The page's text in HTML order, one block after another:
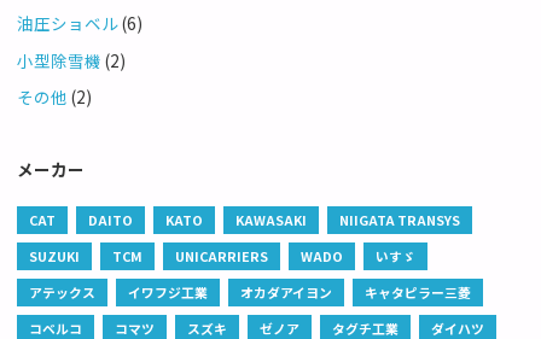
油圧ショベル(6)
小型除雪機 (2)
その他 (2)
メーカー
CAT DAITO KATO KAWASAKI
NIIGATA TRANSYS
SUZUKI
TCM UNICARRIERS WADO
いすゞ
アテックス
イワフジ工業 オカダアイヨン
キャタピラー三菱
コベルコ
コマツ スズキ ゼノア タグチ工業
ダイハツ